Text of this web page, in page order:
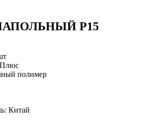
P15
Плюс
полимер
Китай